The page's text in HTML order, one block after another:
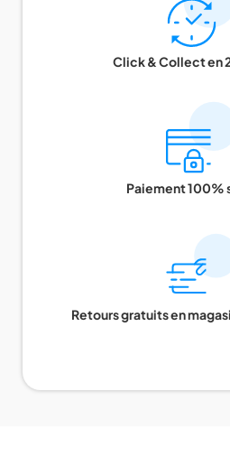
Click & Collect en
Paiement 100%
Retours gratuits en